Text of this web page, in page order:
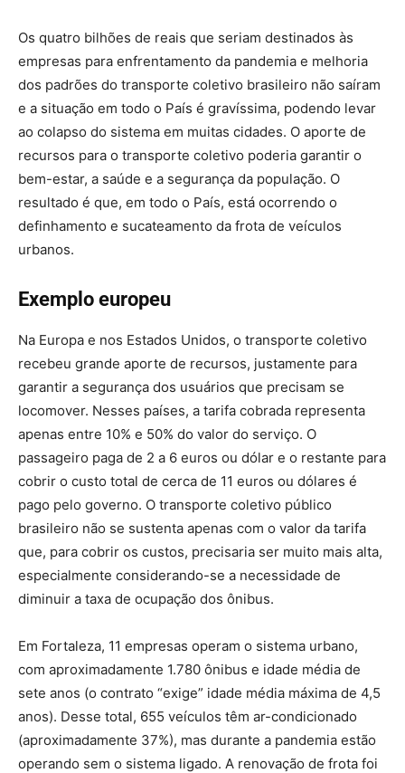
Os quatro bilhões de reais que seriam destinados às
empresas para enfrentamento da pandemia e melhoria
dos padrões do transporte coletivo brasileiro não saíram
e a situação em todo o País é gravíssima, podendo levar
ao colapso do sistema em muitas cidades. O aporte de
recursos para o transporte coletivo poderia garantir o
bem-estar, a saúde e a segurança da população. O
resultado é que, em todo o País, está ocorrendo o
definhamento e sucateamento da frota de veículos
urbanos.
Exemplo europeu
Na Europa e nos Estados Unidos, o transporte coletivo
recebeu grande aporte de recursos, justamente para
garantir a segurança dos usuários que precisam se
locomover. Nesses países, a tarifa cobrada representa
apenas entre 10% e 50% do valor do serviço. O
passageiro paga de 2 a 6 euros ou dólar e o restante para
cobrir o custo total de cerca de 11 euros ou dólares é
pago pelo governo. O transporte coletivo público
brasileiro não se sustenta apenas com o valor da tarifa
que, para cobrir os custos, precisaria ser muito mais alta,
especialmente considerando-se a necessidade de
diminuir a taxa de ocupação dos ônibus.
Em Fortaleza, 11 empresas operam o sistema urbano,
com aproximadamente 1.780 ônibus e idade média de
sete anos (o contrato “exige” idade média máxima de 4,5
anos). Desse total, 655 veículos têm ar-condicionado
(aproximadamente 37%), mas durante a pandemia estão
operando sem o sistema ligado. A renovação de frota foi